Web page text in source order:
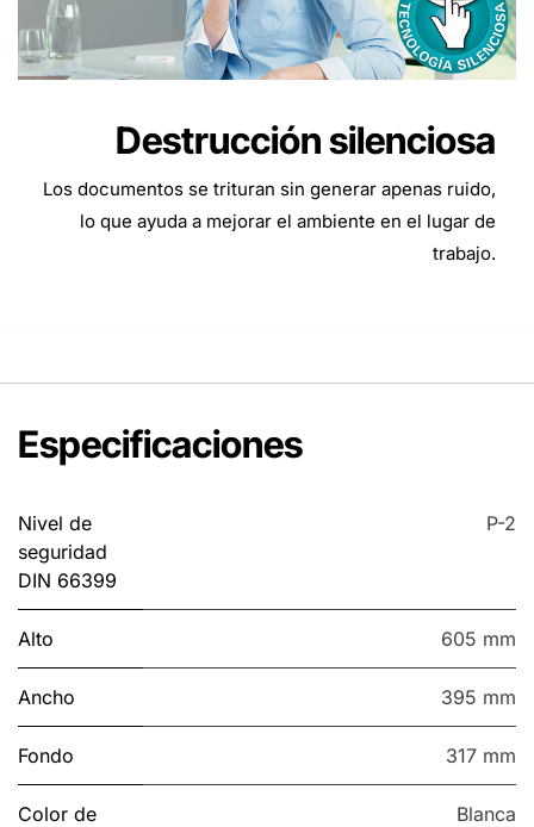
Destrucción silenciosa
Los documentos se trituran sin generar apenas ruido,
lo que ayuda a mejorar el ambiente en el lugar de
trabajo.
Especificaciones
Nivel de
seguridad
DIN 66399
P-2
Alto 605 mm
Ancho 395 mm
Fondo 317 mm
Color de
Blanca